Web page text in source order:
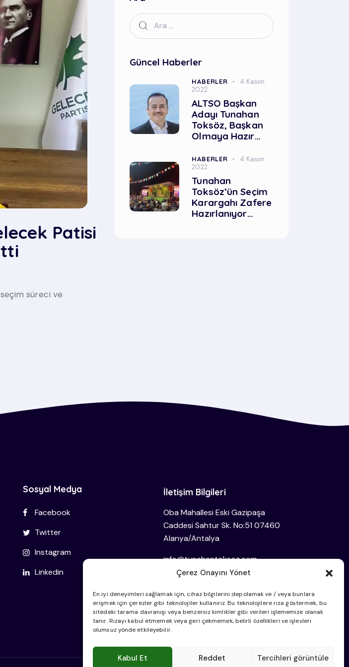
Çerez Onayını Yönet
En iyi deneyimleri sağlamak için, cihaz bilgilerini depolamak ve / veya bunlara
erişmek için çerezler gibi teknolojiler kullanırız. Bu teknolojilere rıza göstermek, bu
sitedeki tarama davranışı veya benzersiz kimlikler gibi verileri işlememize olanak
tanır. Rızayı kabul etmemek veya geri çekmemek, belirli özellikleri ve işlevleri
olumsuz yönde etkileyebilir.
Kabul Et Reddet Tercihleri görüntüle
Patisi
süreci ve
Güncel Haberler
HABERLER
4 Kasım
2022
ALTSO Başkan
Adayı Tunahan
Toksöz, Başkan
Olmaya Hazır…
HABERLER
4 Kasım
2022
Tunahan
Toksöz’ün Seçim
Karargahı Zafere
Hazırlanıyor…
Sosyal Medya
Facebook
Twitter
Instagram
Linkedin
İletişim Bilgileri
Oba Mahallesi Eski Gazipaşa
Caddesi Sahtur Sk. No:51 07460
Alanya/Antalya
info@tunahantoksoz.com
+90 242 515 25 28